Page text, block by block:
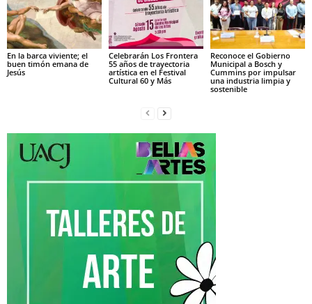
En la barca viviente; el
buen timón emana de
Jesús
Celebrarán Los Frontera
55 años de trayectoria
artística en el Festival
Cultural 60 y Más
Reconoce el Gobierno
Municipal a Bosch y
Cummins por impulsar
una industria limpia y
sostenible